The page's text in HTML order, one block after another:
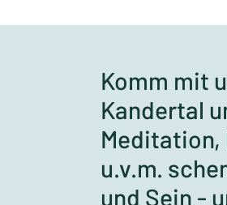
Komm mit
Kandertal
u.v.m.
und Sein -